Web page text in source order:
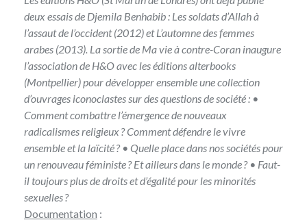
deux essais de Djemila Benhabib : Les soldats d’Allah à
l’assaut de l’occident(2012) etL’automne des femmes
arabes (2013). La sortie de Ma vie à contre-Coran inaugure
l’association de H&O avec les éditionsalterbooks
(Montpellier) pour développer ensemble une collection
d’ouvrages iconoclastes sur des questions de société : •
Comment combattre l’émergence de nouveaux
radicalismes religieux ? Comment défendre le vivre
ensemble et la laïcité ? • Quelle place dans nos sociétés pour
un renouveau féministe ? Et ailleurs dans le monde ? • Faut-
il toujours plus de droits et d’égalité pour les minorités
sexuelles ?
Documentation :